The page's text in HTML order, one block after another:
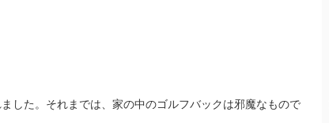
した。それまでは、家の中のゴルフバックは邪魔なもので